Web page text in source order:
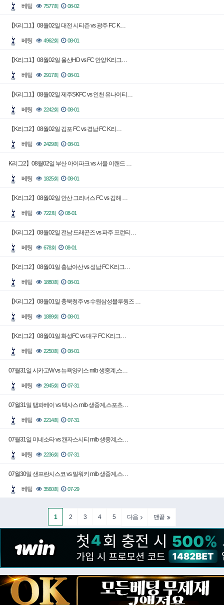
베팅 7577회 08-02
【K리그1】08월02일 대전 시티즌 vs 광주 FC K…
베팅 4962회 08-01
【K리그1】08월02일 울산HD vs FC 안양 K리그…
베팅 2917회 08-01
【K리그1】08월02일 제주SKFC vs 인천 유나이티…
베팅 2242회 08-01
【K리그2】08월02일 김포 FC vs 경남 FC K리…
베팅 2429회 08-01
K리그2】08월02일 부산 아이파크 vs 서울 이랜드 …
베팅 1825회 08-01
【K리그2】08월02일 안산 그리너스 FC vs 김해 …
베팅 722회 08-01
【K리그2】08월02일 전남 드래곤즈 vs 파주 프런티…
베팅 678회 08-01
【K리그2】08월01일 충남아산 vs 성남 FC K리그…
베팅 1880회 08-01
【K리그2】08월01일 충북청주 vs 수원삼성블루윙즈 …
베팅 1889회 08-01
【K리그2】08월01일 화성FC vs 대구 FC K리그…
베팅 2250회 08-01
07월31일 시카고W vs 뉴욕양키스 mlb 생중계,스…
베팅 2945회 07-31
07월31일 탬파베이 vs 텍사스 mlb 생중계,스포츠…
베팅 2214회 07-31
07월31일 미네소타 vs 캔자스시티 mlb 생중계,스…
베팅 2236회 07-31
07월30일 샌프란시스코 vs 밀워키 mlb 생중계,스…
베팅 3560회 07-29
1 2 3 4 5 다음 맨끝